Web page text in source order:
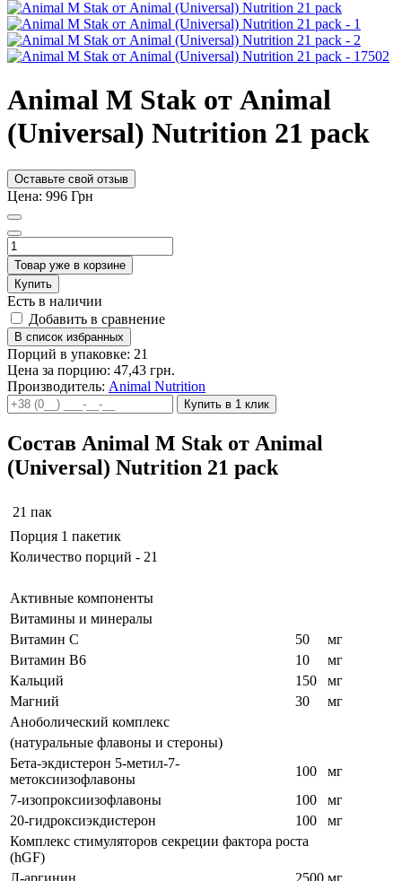
Animal M Stak от Animal
(Universal) Nutrition 21 pack
Оставьте свой отзыв
Цена: 996 Грн
Товар уже в корзине
Купить
Есть в наличии
Добавить в сравнение
В список избранных
Порций в упаковке: 21
Цена за порцию: 47,43 грн.
Производитель: Animal Nutrition
Купить в 1 клик
Состав Animal M Stak от Animal
(Universal) Nutrition 21 pack
21 пак
Порция 1 пакетик
Количество порций - 21
Активные компоненты
Витамины и минералы
Витамин С
50
мг
Витамин В6
10
мг
Кальций
150
мг
Магний
30
мг
Аноболический комплекс
(натуральные флавоны и стероны)
Бета-экдистерон 5-метил-7-
метоксиизофлавоны
100
мг
7-изопроксиизофлавоны
100
мг
20-гидроксиэкдистерон
100
мг
Комплекс стимуляторов секреции фактора роста
(hGF)
Л-аргинин
2500 мг